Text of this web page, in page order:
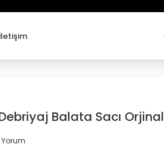
İletişim
Balata Sacı Orjinal